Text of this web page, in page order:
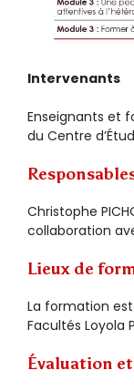
Intervenants
Enseignants et
du Centre
Christophe
collaboration
Lieux de
La formation
Facultés Loyola
Évaluation